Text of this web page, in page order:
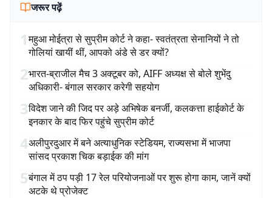
जरूर पढ़ें
1महुआ मोईत्रा से सुप्रीम कोर्ट ने कहा- स्वतंत्रता सेनानियों ने तो
गोलियां खायीं थीं, आपको अंडे से डर क्यों?
2भारत-ब्राजील मैच 3 अक्टूबर को, AIFF अध्यक्ष से बोले शुभेंदु
अधिकारी- बंगाल सरकार करेगी सहयोग
3विदेश जाने की जिद पर अड़े अभिषेक बनर्जी, कलकत्ता हाईकोर्ट के
इनकार के बाद फिर पहुंचे सुप्रीम कोर्ट
4अलीपुरदुआर में बने अत्याधुनिक स्टेडियम, राज्यसभा में भाजपा
सांसद प्रकाश चिक बड़ाईक की मांग
5बंगाल में ठप पड़ी 17 रेल परियोजनाओं पर शुरू होगा काम, जानें क्यों
अटके थे प्रोजेक्ट